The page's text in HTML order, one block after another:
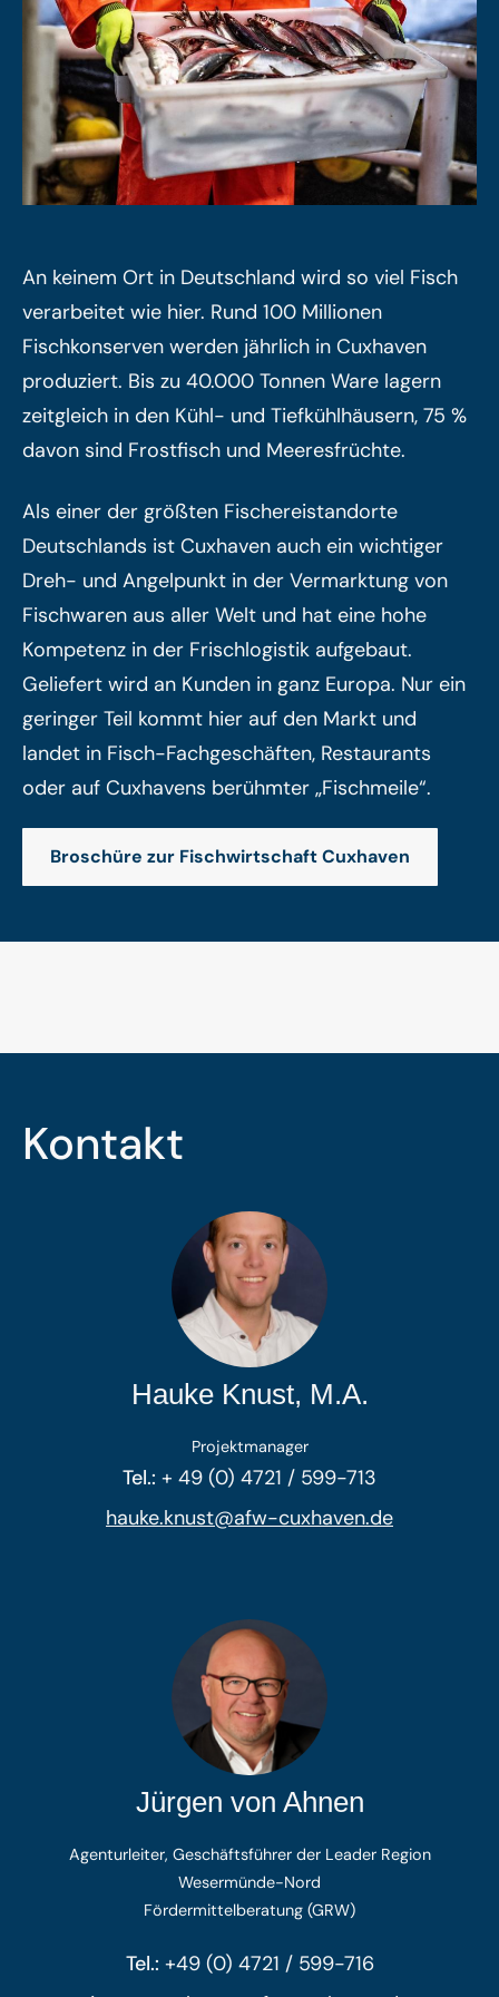
An keinem Ort in Deutschland wird so viel Fisch
verarbeitet wie hier. Rund 100 Millionen
Fischkonserven werden jährlich in Cuxhaven
produziert. Bis zu 40.000 Tonnen Ware lagern
zeitgleich in den Kühl- und Tiefkühlhäusern, 75 %
davon sind Frostfisch und Meeresfrüchte.
Als einer der größten Fischereistandorte
Deutschlands ist Cuxhaven auch ein wichtiger
Dreh- und Angelpunkt in der Vermarktung von
Fischwaren aus aller Welt und hat eine hohe
Kompetenz in der Frischlogistik aufgebaut.
Geliefert wird an Kunden in ganz Europa. Nur ein
geringer Teil kommt hier auf den Markt und
landet in Fisch-Fachgeschäften, Restaurants
oder auf Cuxhavens berühmter „Fischmeile“.
Broschüre zur Fischwirtschaft Cuxhaven
Kontakt
Hauke Knust, M.A.
Projektmanager
Tel.: + 49 (0) 4721 / 599-713
hauke.knust@afw-cuxhaven.de
Jürgen von Ahnen
Agenturleiter, Geschäftsführer der Leader Region
Wesermünde-Nord
Fördermittelberatung (GRW)
Tel.: +49 (0) 4721 / 599-716